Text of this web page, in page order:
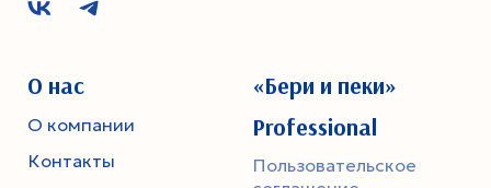
О нас
О компании
Контакты
«Бери и пеки»
Professional
Пользовательское